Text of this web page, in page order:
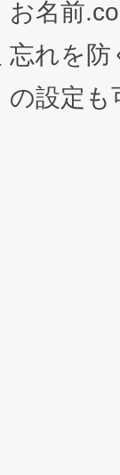
お名前
忘れを防
の設定も